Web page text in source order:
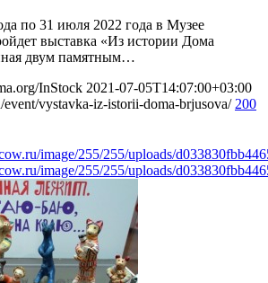
по 31 июля 2022 года в Музее
выставка «Из истории Дома
двум памятным…
InStock 2021-07-05T14:07:00+03:00
event/vystavka-iz-istorii-doma-brjusova/ 200
image/255/255/uploads/
image/255/255/uploads/